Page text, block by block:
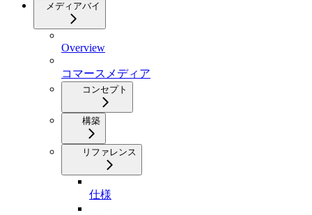
メディアバイ
Overview
コマースメディア
コンセプト
構築
リファレンス
仕様